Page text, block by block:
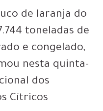
de laranja do
toneladas de
e congelado,
nesta quinta-
dos
Cítricos